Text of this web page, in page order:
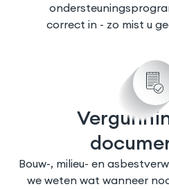
correct in - zo mist u
Bouw-, milieu- en
we weten wat wanneer